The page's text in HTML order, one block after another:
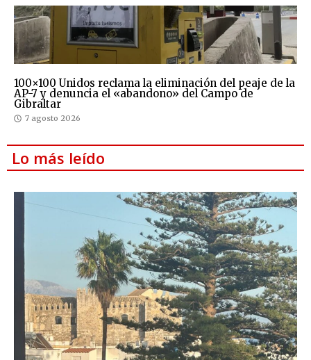
100×100 Unidos reclama la eliminación del peaje de la
AP-7 y denuncia el «abandono» del Campo de
Gibraltar
7 agosto 2026
Lo más leído